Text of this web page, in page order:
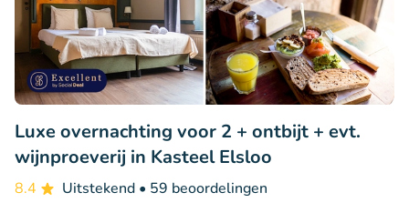
Luxe overnachting voor 2 + ontbijt + evt.
wijnproeverij in Kasteel Elsloo
8.4 Uitstekend • 59 beoordelingen